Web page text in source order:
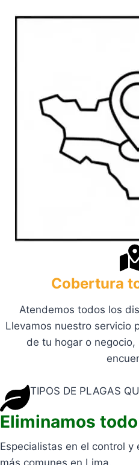
Cobertura
Atendemos todos los
Llevamos nuestro servicio
de tu hogar o
TIPOS DE PLAGAS
Eliminamos
Especialistas en el control y
más comunes en Lima.